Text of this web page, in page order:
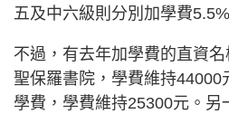
五及中六級則分別加學費
不過，有去年加學費的直資
聖保羅書院，學費維持44000
學費，學費維持25300元。另